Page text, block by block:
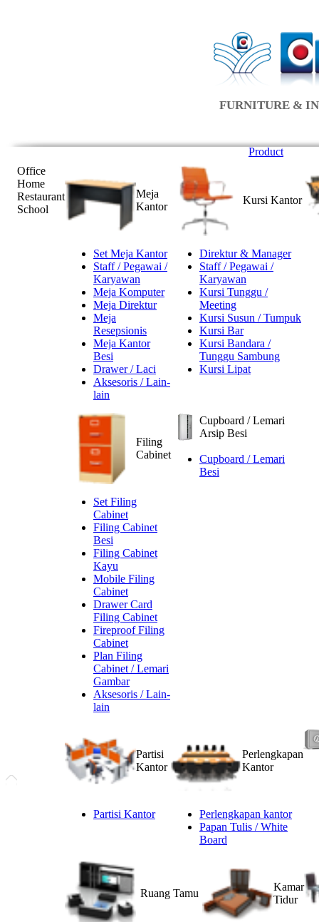
FURNITURE &
Product
Office
Home
Restaurant
School
Meja
Kantor
Set Meja Kantor
Staff / Pegawai /
Karyawan
Meja Komputer
Meja Direktur
Meja
Resepsionis
Meja Kantor
Besi
Drawer / Laci
Aksesoris / Lain-
lain
Kursi Kantor
Direktur & Manager
Staff / Pegawai /
Karyawan
Kursi Tunggu /
Meeting
Kursi Susun / Tumpuk
Kursi Bar
Kursi Bandara /
Tunggu Sambung
Kursi Lipat
Filing
Cabinet
Set Filing
Cabinet
Filing Cabinet
Besi
Filing Cabinet
Kayu
Mobile Filing
Cabinet
Drawer Card
Filing Cabinet
Fireproof Filing
Cabinet
Plan Filing
Cabinet / Lemari
Gambar
Aksesoris / Lain-
lain
Cupboard / Lemari
Arsip Besi
Cupboard / Lemari
Besi
Partisi
Kantor
Partisi Kantor
Perlengkapan
Kantor
Perlengkapan kantor
Papan Tulis / White
Board
Ruang Tamu
Kamar
Tidur